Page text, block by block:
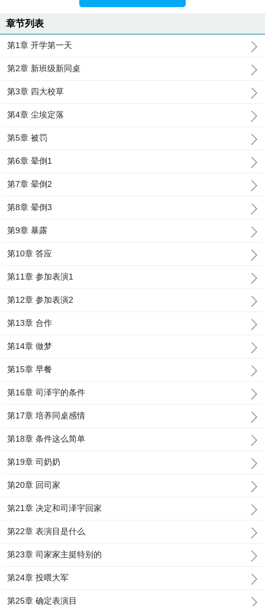
章节列表
第1章 开学第一天
第2章 新班级新同桌
第3章 四大校草
第4章 尘埃定落
第5章 被罚
第6章 晕倒1
第7章 晕倒2
第8章 晕倒3
第9章 暴露
第10章 答应
第11章 参加表演1
第12章 参加表演2
第13章 合作
第14章 做梦
第15章 早餐
第16章 司泽宇的条件
第17章 培养同桌感情
第18章 条件这么简单
第19章 司奶奶
第20章 回司家
第21章 决定和司泽宇回家
第22章 表演目是什么
第23章 司家家主挺特别的
第24章 投喂大军
第25章 确定表演目